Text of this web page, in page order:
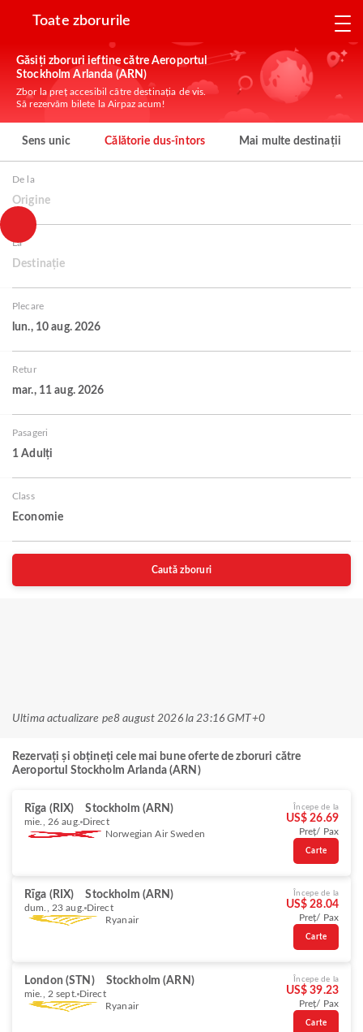
Toate zborurile
Găsiți zboruri ieftine către Aeroportul
Stockholm Arlanda (ARN)
Zbor la preț accesibil către destinația de vis.
Să rezervăm bilete la Airpaz acum!
Sens unic Călătorie dus-întors Mai multe destinații
De la
Origine
La
Destinație
Plecare
lun., 10 aug. 2026
Retur
mar., 11 aug. 2026
Pasageri
1 Adulți
Class
Economie
Caută zboruri
Ultima actualizare pe8 august 2026 la 23:16 GMT+0
Rezervați și obțineți cele mai bune oferte de zboruri către
Aeroportul Stockholm Arlanda (ARN)
Rīga (RIX) Stockholm (ARN)
mie., 26 aug. Direct
Norwegian Air Sweden
Începe de la
US$ 26.69
Preț/ Pax
Carte
Rīga (RIX) Stockholm (ARN)
dum., 23 aug. Direct
Ryanair
Începe de la
US$ 28.04
Preț/ Pax
Carte
London (STN) Stockholm (ARN)
mie., 2 sept. Direct
Ryanair
Începe de la
US$ 39.23
Preț/ Pax
Carte